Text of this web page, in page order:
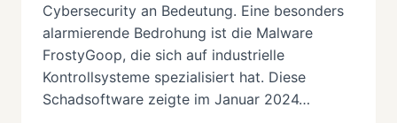
Cybersecurity an Bedeutung. Eine besonders
alarmierende Bedrohung ist die Malware
FrostyGoop, die sich auf industrielle
Kontrollsysteme spezialisiert hat. Diese
Schadsoftware zeigte im Januar 2024…